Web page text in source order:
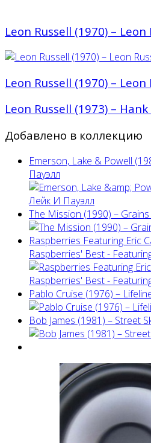
Leon Russell (1970) – Leon
Leon Russell (1970) – Leon
Leon Russell (1973) –
Добавлено в коллекцию
Emerson, Lake & Powell
Пауэлл
The Mission (1990) – Grains
Raspberries Featuring Eric
Raspberries' Best -
Pablo Cruise (1976) –
Bob James (1981) – Street